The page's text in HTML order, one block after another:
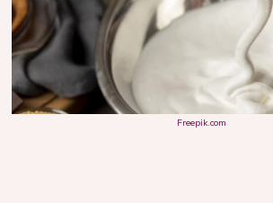
Freepik.com